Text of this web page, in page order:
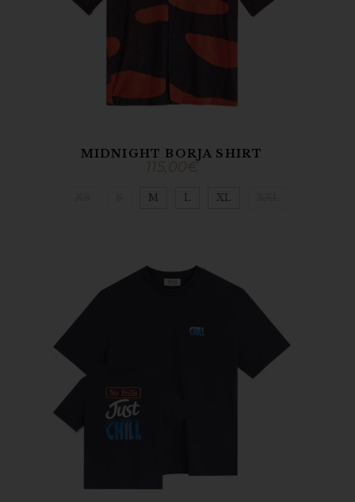
MIDNIGHT BORJA SHIRT
115,00€
M L XL